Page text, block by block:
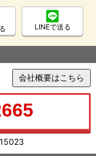
LINEで送る
会社概要はこちら